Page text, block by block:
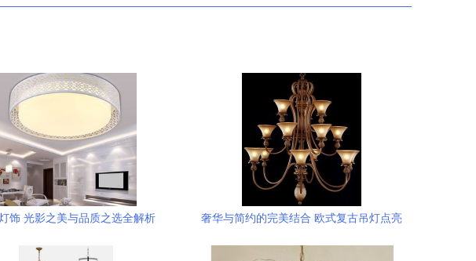
饰 光影之美与品质之选全解析
奢华与简约的完美结合 欧式复古吊灯点亮